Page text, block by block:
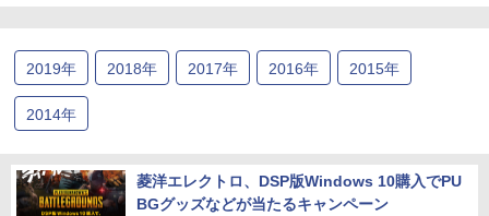
2019年 2018年 2017年 2016年 2015年
2014年
菱洋エレクトロ、DSP版Windows 10購入でPU
BGグッズなどが当たるキャンペーン